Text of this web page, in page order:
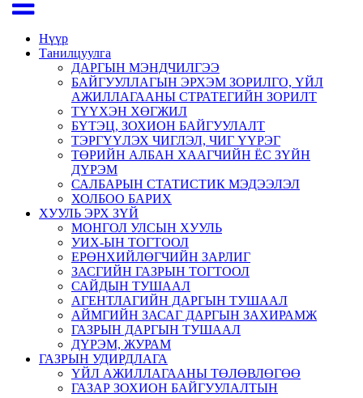
Нүүр
Танилцуулга
ДАРГЫН МЭНДЧИЛГЭЭ
БАЙГУУЛЛАГЫН ЭРХЭМ ЗОРИЛГО, ҮЙЛ
АЖИЛЛАГААНЫ СТРАТЕГИЙН ЗОРИЛТ
ТҮҮХЭН ХӨГЖИЛ
БҮТЭЦ, ЗОХИОН БАЙГУУЛАЛТ
ТЭРГҮҮЛЭХ ЧИГЛЭЛ, ЧИГ ҮҮРЭГ
ТӨРИЙН АЛБАН ХААГЧИЙН ЁС ЗҮЙН
ДҮРЭМ
САЛБАРЫН СТАТИСТИК МЭДЭЭЛЭЛ
ХОЛБОО БАРИХ
ХУУЛЬ ЭРХ ЗҮЙ
МОНГОЛ УЛСЫН ХУУЛЬ
УИХ-ЫН ТОГТООЛ
ЕРӨНХИЙЛӨГЧИЙН ЗАРЛИГ
ЗАСГИЙН ГАЗРЫН ТОГТООЛ
САЙДЫН ТУШААЛ
АГЕНТЛАГИЙН ДАРГЫН ТУШААЛ
АЙМГИЙН ЗАСАГ ДАРГЫН ЗАХИРАМЖ
ГАЗРЫН ДАРГЫН ТУШААЛ
ДҮРЭМ, ЖУРАМ
ГАЗРЫН УДИРДЛАГА
ҮЙЛ АЖИЛЛАГААНЫ ТӨЛӨВЛӨГӨӨ
ГАЗАР ЗОХИОН БАЙГУУЛАЛТЫН